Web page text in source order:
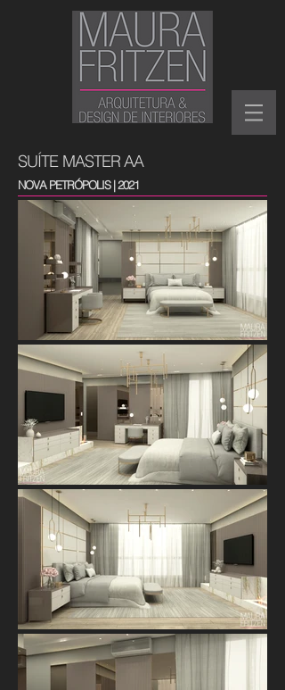
SUÍTE MASTER AA
NOVA PETRÓPOLIS | 2021